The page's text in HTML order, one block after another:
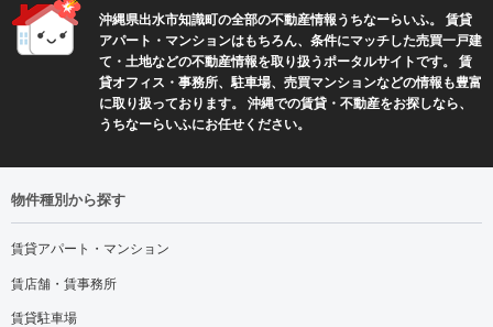
沖縄県出水市知識町の全部の不動産情報うちなーらいふ。 賃貸
アパート・マンションはもちろん、条件にマッチした売買一戸建
て・土地などの不動産情報を取り扱うポータルサイトです。 賃
貸オフィス・事務所、駐車場、売買マンションなどの情報も豊富
に取り扱っております。 沖縄での賃貸・不動産をお探しなら、
うちなーらいふにお任せください。
物件種別から探す
賃貸アパート・マンション
賃店舗・賃事務所
賃貸駐車場